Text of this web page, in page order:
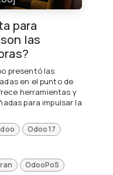
para
las
presentó las
en el punto de
herramientas y
para impulsar la
Odoo 17
OdooPoS